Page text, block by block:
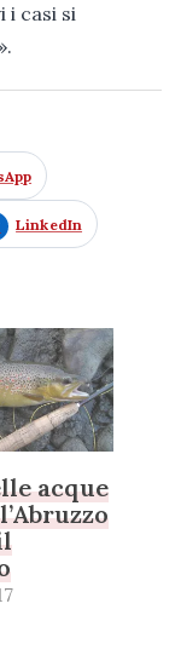
i casi si
LinkedIn
acque